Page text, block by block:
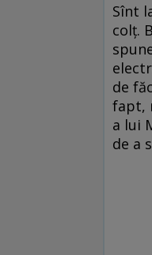
Sînt
colț.
de
fapt,
a lui
de a